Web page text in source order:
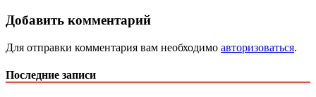
Добавить комментарий
Для отправки комментария вам необходимо авторизоваться.
Последние записи